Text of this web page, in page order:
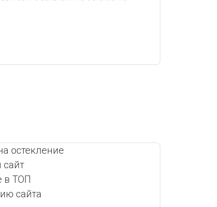
остекление
в ТОП
сайта